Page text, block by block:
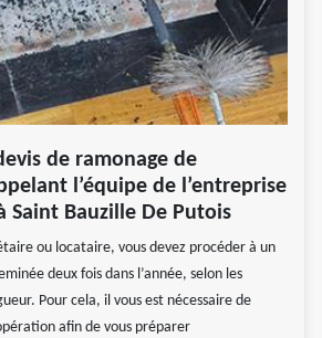
de ramonage de
l’équipe de l’entreprise
Saint Bauzille De Putois
ou locataire, vous devez procéder à un
deux fois dans l’année, selon les
Pour cela, il vous est nécessaire de
afin de vous préparer